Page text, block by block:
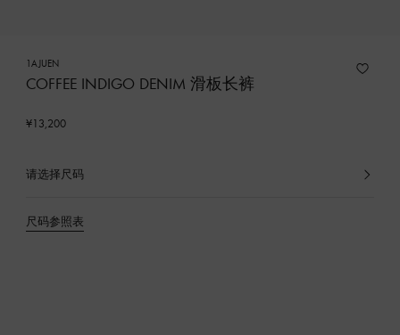
1AJUEN
COFFEE INDIGO DENIM 滑板长裤
¥13,200
请选择尺码
已
品
尺码参照表